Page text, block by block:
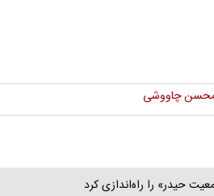
چاووشی
حیدر» را راه‌اندازی کرد